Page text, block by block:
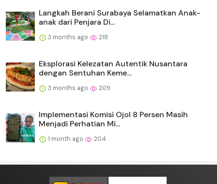
Langkah Berani Surabaya Selamatkan Anak-
anak dari Penjara Di...
3 months ago 218
Eksplorasi Kelezatan Autentik Nusantara
dengan Sentuhan Keme...
3 months ago 209
Implementasi Komisi Ojol 8 Persen Masih
Menjadi Perhatian Mi...
1 month ago 204